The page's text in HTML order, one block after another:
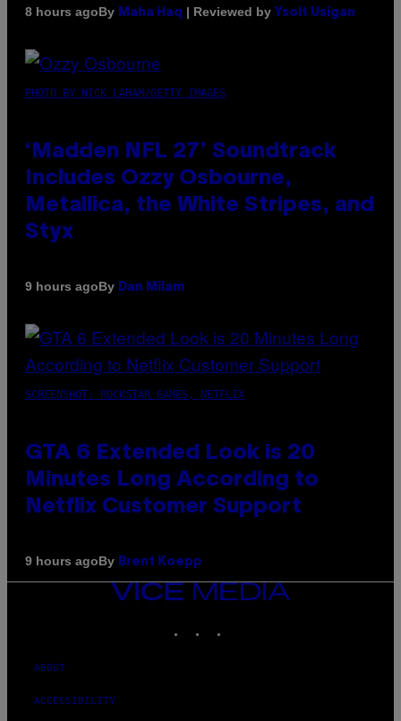
8 hours agoBy Maha Haq | Reviewed by Ysolt Usigan
PHOTO BY NICK LAHAM/GETTY IMAGES
‘Madden NFL 27’ Soundtrack
Includes Ozzy Osbourne,
Metallica, the White Stripes, and
Styx
9 hours agoBy Dan Milam
SCREENSHOT: ROCKSTAR GAMES, NETFLIX
GTA 6 Extended Look is 20
Minutes Long According to
Netflix Customer Support
9 hours agoBy Brent Koepp
VICE
MEDIA
ABOUT
ACCESSIBILITY